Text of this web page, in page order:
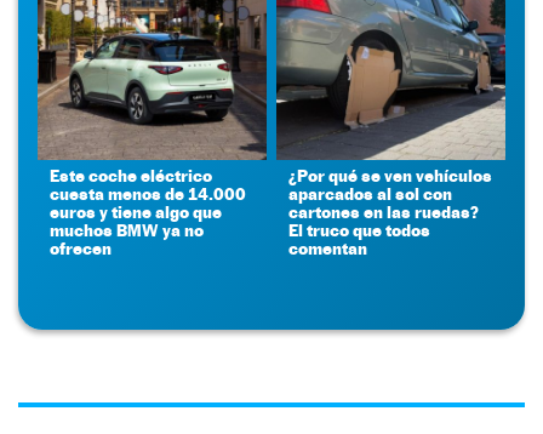
Este coche eléctrico
cuesta menos de 14.000
euros y tiene algo que
muchos BMW ya no
ofrecen
¿Por qué se ven vehículos
aparcados al sol con
cartones en las ruedas?
El truco que todos
comentan